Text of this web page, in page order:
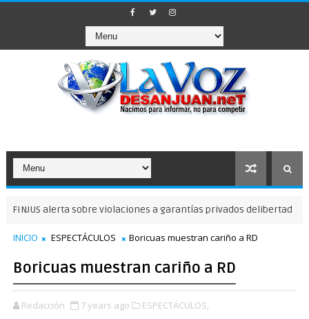
alerta sobre violaciones a garantías privados delibertad
INICIO ESPECTÁCULOS Boricuas muestran cariño a RD
Boricuas muestran cariño a RD
Redacción 7 years ago ESPECTÁCULOS,